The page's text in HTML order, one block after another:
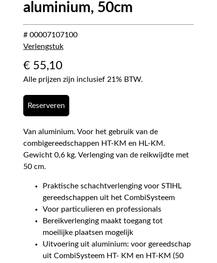
aluminium, 50cm
# 00007107100
Verlengstuk
€ 55,10
Alle prijzen zijn inclusief 21% BTW.
Reserveren
Van aluminium. Voor het gebruik van de
combigereedschappen HT-KM en HL-KM.
Gewicht 0,6 kg. Verlenging van de reikwijdte met
50 cm.
Praktische schachtverlenging voor STIHL
gereedschappen uit het CombiSysteem
Voor particulieren en professionals
Bereikverlenging maakt toegang tot
moeilijke plaatsen mogelijk
Uitvoering uit aluminium: voor gereedschap
uit CombiSysteem HT- KM en HT-KM (50